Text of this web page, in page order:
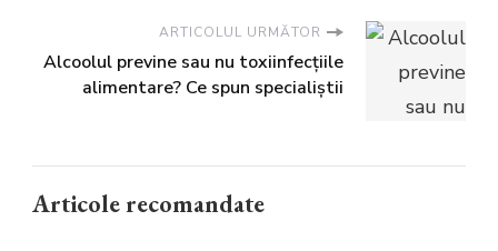
ARTICOLUL URMĂTOR
Alcoolul previne sau nu toxiinfecțiile
alimentare? Ce spun specialiștii
Articole recomandate